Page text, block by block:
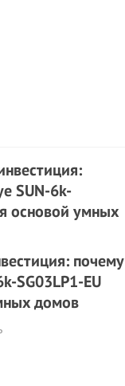
почему
SG03LP1-EU
домов